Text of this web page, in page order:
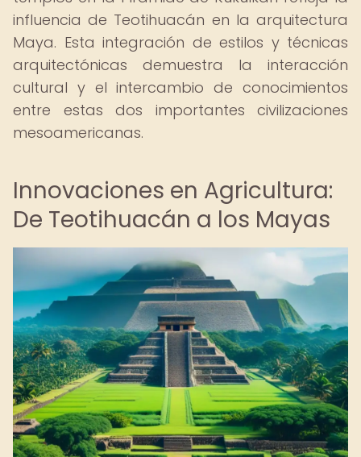
influencia de Teotihuacán en la arquitectura
Maya. Esta integración de estilos y técnicas
arquitectónicas demuestra la interacción
cultural y el intercambio de conocimientos
entre estas dos importantes civilizaciones
mesoamericanas.
Innovaciones en Agricultura:
De Teotihuacán a los Mayas